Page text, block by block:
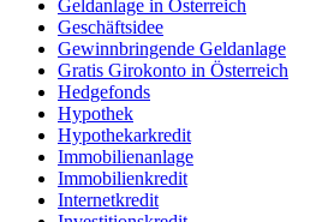
Geldanlage in Österreich
Geschäftsidee
Gewinnbringende Geldanlage
Gratis Girokonto in Österreich
Hedgefonds
Hypothek
Hypothekarkredit
Immobilienanlage
Immobilienkredit
Internetkredit